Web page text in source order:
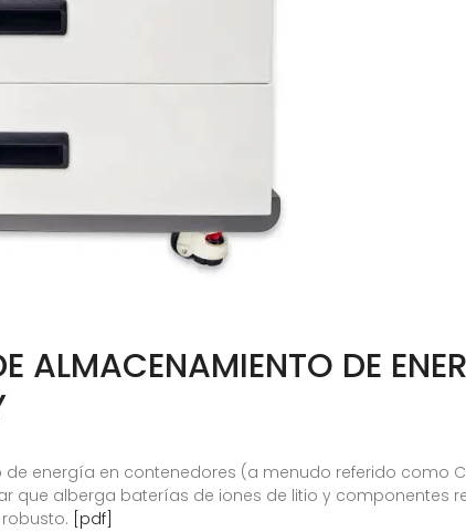
ALMACENAMIENTO DE
energía en contenedores (a menudo referido como
que alberga baterías de iones de litio y componentes
[pdf]